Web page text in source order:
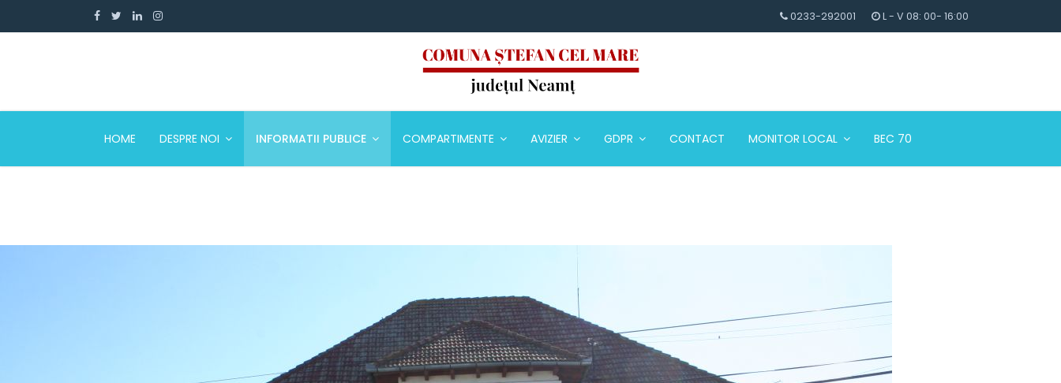
0233-292001 L - V 08: 00- 16:00
HOME DESPRE NOI INFORMATII PUBLICE COMPARTIMENTE AVIZIER GDPR CONTACT MONITOR LOCAL BEC 70